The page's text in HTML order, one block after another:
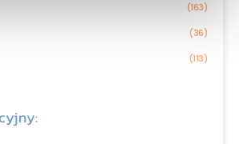
(163)
(36)
(113)